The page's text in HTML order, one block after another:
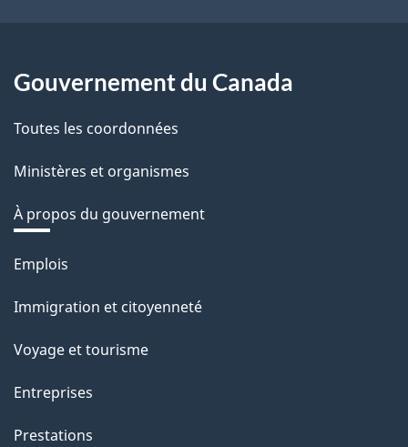
Gouvernement du Canada
Toutes les coordonnées
Ministères et organismes
À propos du gouvernement
Thèmes
sujets
Emplois
Immigration et citoyenneté
Voyage et tourisme
Entreprises
Prestations